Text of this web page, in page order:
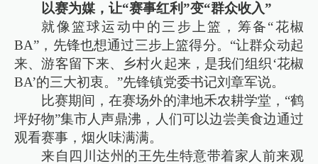
以赛为媒，让“赛事红利”变“群众收入”
就像篮球运动中的三步上篮，筹备“花椒
BA”，先锋也想通过三步上篮得分。“让群众动起
来、游客留下来、乡村火起来，是我们组织‘花椒
BA’的三大初衷。”先锋镇党委书记刘章军说。
比赛期间，在赛场外的津地禾农耕学堂，“鹤
坪好物”集市人声鼎沸，人们可以边尝美食边通过
观看赛事，烟火味满满。
来自四川达州的王先生特意带着家人前来观